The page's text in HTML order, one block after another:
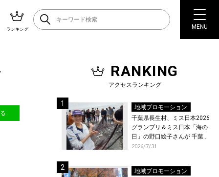
ランキング MENU
RANKING
アクセスランキング
地域プロモーション
千葉県長生村、ミス日本2026
グランプリ＆ミス日本「海の
日」の野口絵子さんが 千葉県
唯一の村・長生村で地引網を
2026/7/31
地域プロモーション